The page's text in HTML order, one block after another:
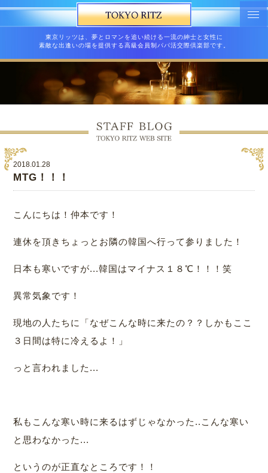
東京リッツは、夢とロマンを追い続ける一流の紳士と女性に
素敵な出逢いの場を提供する高級会員制パパ活交際倶楽部です。
2018.01.28
MTG！！！
こんにちは！仲本です！
連休を頂きちょっとお隣の韓国へ行って参りました！
日本も寒いですが...韓国はマイナス１８℃！！！笑
異常気象です！
現地の人たちに「なぜこんな時に来たの？？しかもここ
３日間は特に冷えるよ！」
っと言われました...
私もこんな寒い時に来るはずじゃなかった..こんな寒い
と思わなかった...
というのが正直なところです！！